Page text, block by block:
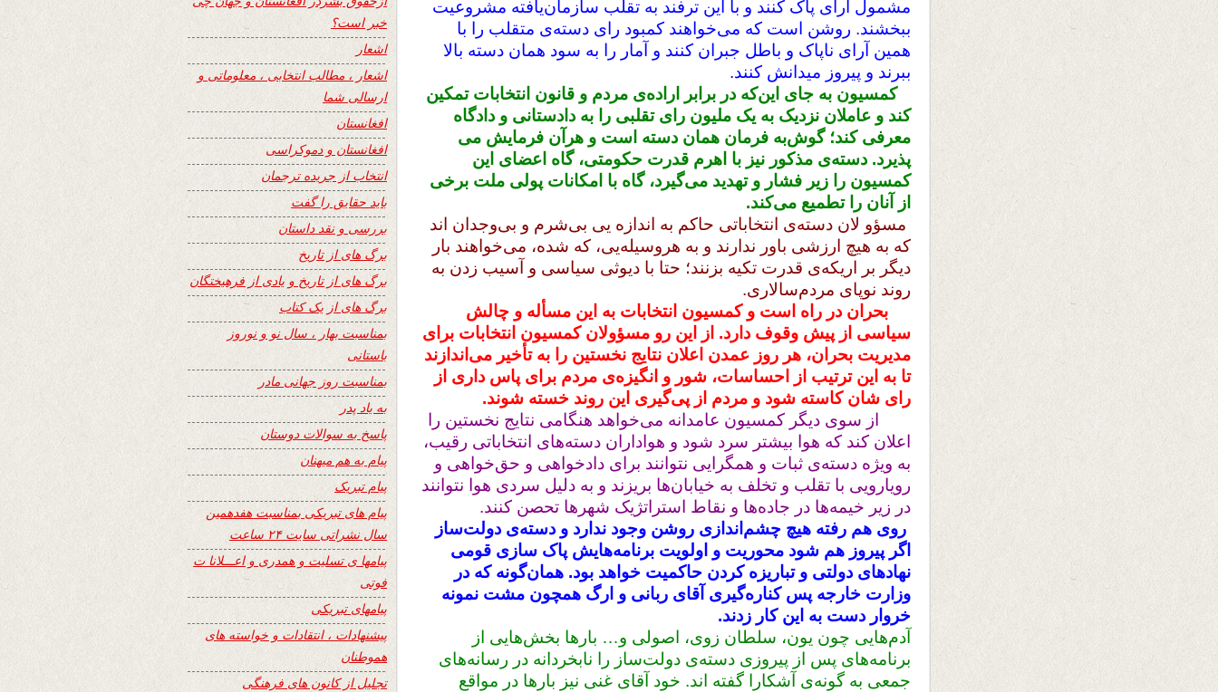
مشمول آرای پاک کنند و با این ترفند به تقلب سازمان‌یافته مشروعیت
ببخشند. روشن است که می‌خواهند کمبود رای دسته‌ی متقلب را با
همین آرای ناپاک و باطل جبران کنند و آمار را به سود همان دسته بالا
ببرند و پیروز میدانش کنند.
کمسیون به جای این‌که در برابر اراده‌ی مردم و قانون انتخابات تمکین
کند و عاملان نزدیک به یک ملیون رای تقلبی را به دادستانی و دادگاه
معرفی کند؛ گوش‌به‌ فرمان همان دسته است و هرآن فرمایش می‌
پذیرد. دسته‌ی مذکور نیز با اهرم قدرت حکومتی، گاه اعضای این
کمسیون را زیر فشار و تهدید می‌گیرد، گاه با امکانات پولی ملت برخی
از آنان را تطمیع می‌کند.
مسؤو لان دسته‌ی انتخاباتی حاکم به اندازه‌‌ یی بی‌شرم و بی‌وجدان اند
که به هیچ ارزشی باور ندارند و به هروسیله‌یی، که شده، می‌خواهند بار
دیگر بر اریکه‌ی قدرت تکیه بزنند؛ حتا با دیوثی سیاسی و آسیب‌ زدن به
روند نوپای مردم‌سالاری.
بحران در راه است و کمسیون انتخابات به این مسأله و چالش
سیاسی از پیش وقوف دارد. از این رو مسؤولان کمسیون انتخابات برای
مدیریت بحران، هر روز عمدن اعلان نتایج نخستین را به تأخیر می‌اندازند
تا به این ترتیب از احساسات، شور و انگیزه‌ی مردم برای پاس‌ داری از
رای شان کاسته شود و مردم از پی‌گیری این روند خسته شوند.
از سوی دیگر کمسیون عامدانه می‌خواهد هنگامی نتایج نخستین را
اعلان کند که هوا بیشتر سرد شود و هواداران دسته‌‌های انتخاباتی رقیب،
به ویژه دسته‌ی ثبات و همگرایی نتوانند برای دادخواهی و حق‌خواهی و
رویارویی با تقلب و تخلف به خیابان‌ها بریزند و به دلیل سردی هوا نتوانند
در زیر خیمه‌ها در جاده‌ها و نقاط استراتژیک شهر‌ها تحصن کنند.
روی هم رفته هیچ چشم‌اندازی روشن وجود ندارد و دسته‌ی دولت‌ساز
اگر پیروز هم شود محوریت و اولویت برنامه‌هایش پاک‌ سازی قومی
نهادهای دولتی و تباریزه‌ کردن حاکمیت خواهد بود. همان‌گونه که در
وزارت خارجه پس کناره‌گیری آقای ربانی و ارگ همچون مشت نمونه
خروار دست به این کار زدند.
آدم‌هایی چون یون، سلطان‌ زوی، اصولی و… بارها بخش‌هایی از
برنامه‌‌های پس از پیروزی دسته‌ی دولت‌ساز را نابخردانه در رسانه‌های
جمعی به گونه‌ی آشکارا گفته اند. خود آقای غنی نیز بارها در مواقع
خبر است؟
اشعار
اشعار ، مطالب انتخابی ، معلوماتی و
ارسالی شما
افغانستان
افغانستان و دموکراسی
انتخاب از جریده ترجمان
باید حقایق را گفت
بررسی و نقد داستان
برگ های از تاریخ
برگ های از تاریخ و یادی از فرهیختگان
برگ های از یک کتاب
بمناسبت بهار ، سال نو و نوروز
باستانی
بمناسبت روز جهانی مادر
به یاد پدر
پاسخ به سوالات دوستان
پیام به هم میهنان
پیام تبریک
پیام های تبریکی بمناسبت هفدهمین
سال نشراتی سایت ۲۴ ساعت
پیامها ی تسلیت و همدری و اعـــلانا ت
فوتی
پیامهای تبریکی
پیشنهادات ، انتقادات و خواسته های
هموطنان
تجلیل از کانون های فرهنگی